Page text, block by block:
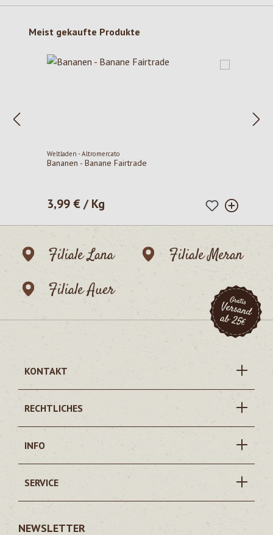
Produktgalerie überspringen
Meist gekaufte Produkte
Weltladen - Altromercato
Bananen - Banane Fairtrade
Regulärer Preis:
3,99 € / Kg
Filiale Lana
Filiale Meran
Filiale Auer
KONTAKT
RECHTLICHES
INFO
SERVICE
NEWSLETTER